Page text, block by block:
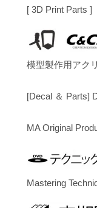
[ 3D Print Parts ]
模型製作用アク
[Decal ＆ Parts]
MA Original
Mastering